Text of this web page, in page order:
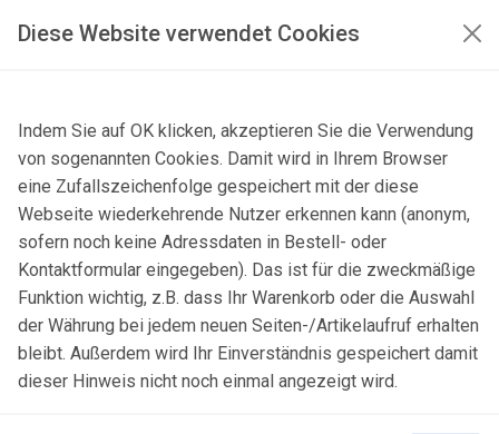
Diese Website verwendet Cookies
Indem Sie auf OK klicken, akzeptieren Sie die Verwendung
von sogenannten Cookies. Damit wird in Ihrem Browser
eine Zufallszeichenfolge gespeichert mit der diese
Webseite wiederkehrende Nutzer erkennen kann (anonym,
sofern noch keine Adressdaten in Bestell- oder
Kontaktformular eingegeben). Das ist für die zweckmäßige
Funktion wichtig, z.B. dass Ihr Warenkorb oder die Auswahl
der Währung bei jedem neuen Seiten-/Artikelaufruf erhalten
bleibt. Außerdem wird Ihr Einverständnis gespeichert damit
dieser Hinweis nicht noch einmal angezeigt wird.
Kontaktformular & Anfahrt
Gersbach 10, 74589 Satteldorf, Deutschland
mail@topgeo.com
+49 7950 1345
topgeo.com